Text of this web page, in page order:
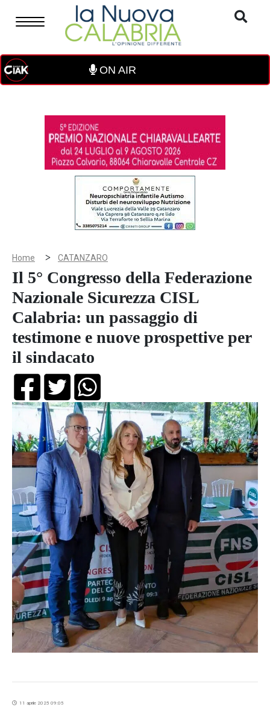
ON AIR
Home > CATANZARO
Il 5° Congresso della Federazione
Nazionale Sicurezza CISL
Calabria: un passaggio di
testimone e nuove prospettive per
il sindacato
11 aprile 2025 09:05